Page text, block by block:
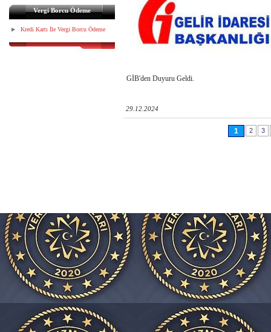
Vergi Borcu Ödeme
Kredi Kartı İle Vergi Borcu Ödeme
GİB'den Duyuru Geldi.
29.12.2024
1 2 3